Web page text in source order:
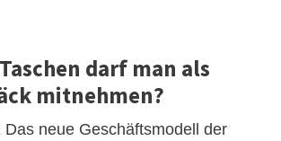
darf man als
mitnehmen?
Das neue Geschäftsmodell der